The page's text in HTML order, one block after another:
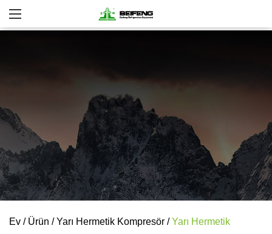
Ev / Ürün /Yarı Hermetik Kompresör /Yarı Hermetik